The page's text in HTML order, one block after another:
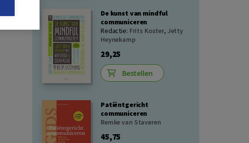
De kunst van mindful
communiceren
Redactie: Frits Koster, Jetty
Heynekamp
29,25
Bestellen
Patiëntgericht
communiceren
Remke van Staveren
45,75